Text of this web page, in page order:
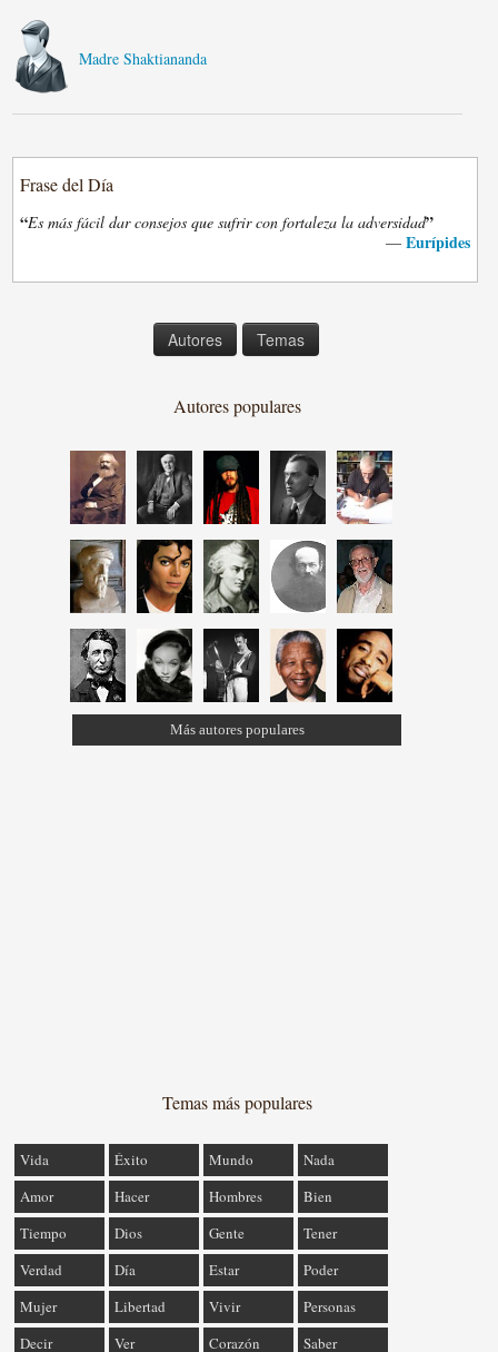
Madre Shaktiananda
Frase del Día
“Es más fácil dar consejos que sufrir con fortaleza la adversidad”
— Eurípides
Autores Temas
Autores populares
Más autores populares
Temas más populares
Vida Éxito Mundo
Nada
Amor
Hacer Hombres
Bien
Tiempo
Dios Gente
Tener
Verdad
Día Estar
Poder
Mujer
Libertad Vivir
Personas
Decir
Ver Corazón Saber